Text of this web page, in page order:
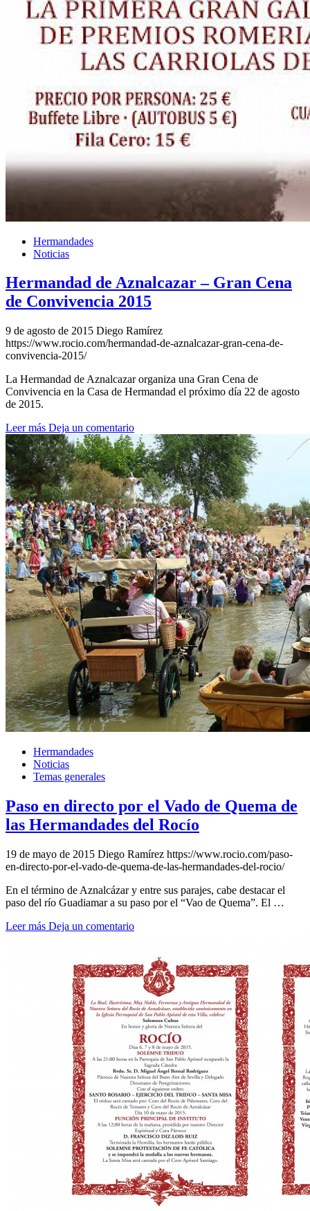
Hermandades
Noticias
Hermandad de Aznalcazar – Gran Cena
de Convivencia 2015
9 de agosto de 2015 Diego Ramírez
https://www.rocio.com/hermandad-de-aznalcazar-gran-cena-de-
convivencia-2015/
La Hermandad de Aznalcazar organiza una Gran Cena de
Convivencia en la Casa de Hermandad el próximo día 22 de agosto
de 2015.
Leer más Deja un comentario
Hermandades
Noticias
Temas generales
Paso en directo por el Vado de Quema de
las Hermandades del Rocío
19 de mayo de 2015 Diego Ramírez https://www.rocio.com/paso-
en-directo-por-el-vado-de-quema-de-las-hermandades-del-rocio/
En el término de Aznalcázar y entre sus parajes, cabe destacar el
paso del río Guadiamar a su paso por el “Vao de Quema”. El …
Leer más Deja un comentario